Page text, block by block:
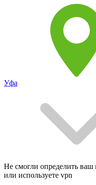
Уфа
Не смогли определить
или используете vpn